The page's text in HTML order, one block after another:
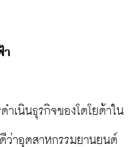
า
เนินธุรกิจของโตโยต้าใน
ว่าอุตสาหกรรมยานยนต์